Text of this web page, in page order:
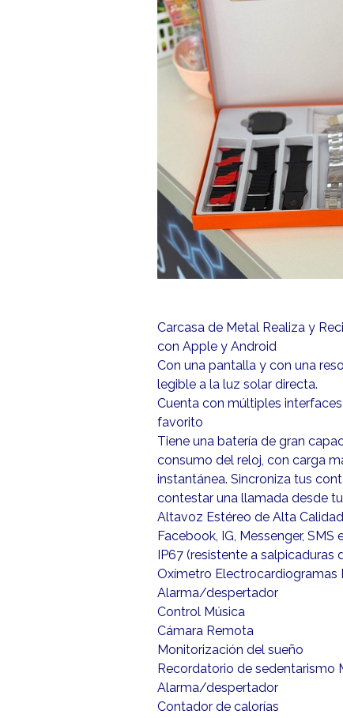
Carcasa de Metal Realiza y
con Apple y Android
Con una pantalla y con una
legible a la luz solar directa.
Cuenta con múltiples
favorito
Tiene una batería de gran
consumo del reloj, con carga
instantánea. Sincroniza tus
contestar una llamada desde tu
Altavoz Estéreo de Alta
Facebook, IG, Messenger,
IP67 (resistente a salpicaduras
Oxímetro Electrocardiogramas
Alarma/despertador
Control Música
Cámara Remota
Monitorización del sueño
Recordatorio de
Alarma/despertador
Contador de calorías